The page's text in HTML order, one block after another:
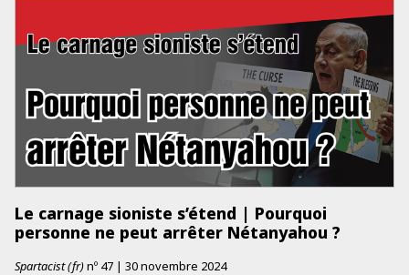
Le carnage sioniste s’étend | Pourquoi
personne ne peut arrêter Nétanyahou ?
Spartacist (fr)nº 47 | 30 novembre 2024